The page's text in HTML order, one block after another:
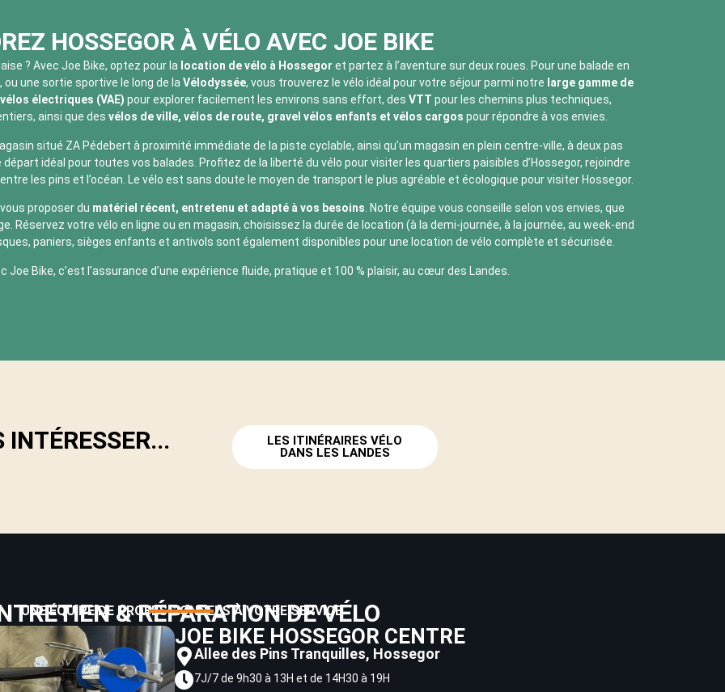
HOSSEGOR À VÉLO AVEC JOE BIKE
? Avec Joe Bike, optez pour la location de vélo à Hossegor et partez à l’aventure sur deux roues. Pour une balade en
ou une sortie sportive le long de laVélodyssée, vous trouverez le vélo idéal pour votre séjour parmi notre large gamme de
vélos électriques (VAE) pour explorer facilement les environs sans effort, des VTT pour les chemins plus techniques,
ainsi que des vélos de ville, vélos de route, gravel vélos enfants et vélos cargos pour répondre à vos envies.
situé ZA Pédebert à proximité immédiate de la piste cyclable, ainsi qu’un magasin en plein centre-ville, à deux pas
idéal pour toutes vos balades. Profitez de la liberté du vélo pour visiter les quartiers paisibles d’Hossegor, rejoindre
les pins et l’océan. Le vélo est sans doute le moyen de transport le plus agréable et écologique pour visiter Hossegor.
proposer du matériel récent, entretenu et adapté à vos besoins. Notre équipe vous conseille selon vos envies, que
Réservez votre vélo en ligne ou en magasin, choisissez la durée de location (à la demi-journée, à la journée, au week-end
paniers, sièges enfants et antivols sont également disponibles pour une location de vélo complète et sécurisée.
Joe Bike, c’est l’assurance d’une expérience fluide, pratique et 100 % plaisir, au cœur des Landes.
INTÉRESSER...
LES ITINÉRAIRES VÉLO
DANS LES LANDES
& RÉPARATION DE VÉLO
UNE ÉQUIPE DE PROFESSIONNELS À VOTRE SERVICE
JOE BIKE HOSSEGOR CENTRE
Allee des Pins Tranquilles, Hossegor
7J/7 de 9h30 à 13H et de 14H30 à 19H